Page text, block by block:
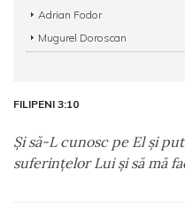
Adrian Fodor
Mugurel Doroscan
FILIPENI 3:10
Şi să-L cunosc pe El şi
suferinţelor Lui şi să mă